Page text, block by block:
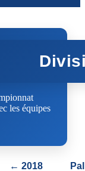
les équipes
← 2018